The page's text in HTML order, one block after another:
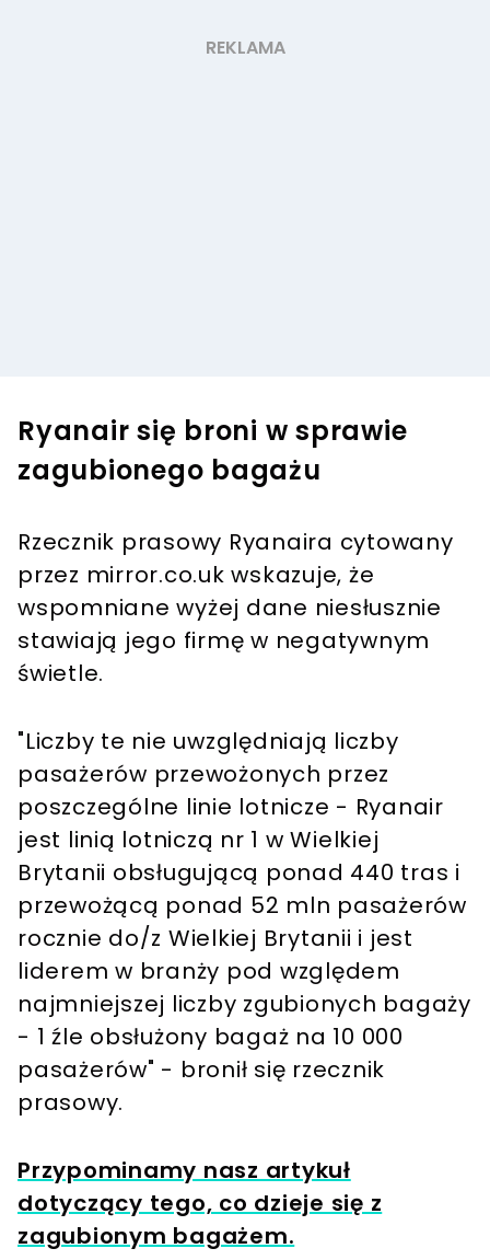
Ryanair się broni w sprawie
zagubionego bagażu
Rzecznik prasowy Ryanaira cytowany
przez mirror.co.uk wskazuje, że
wspomniane wyżej dane niesłusznie
stawiają jego firmę w negatywnym
świetle.
"Liczby te nie uwzględniają liczby
pasażerów przewożonych przez
poszczególne linie lotnicze - Ryanair
jest linią lotniczą nr 1 w Wielkiej
Brytanii obsługującą ponad 440 tras i
przewożącą ponad 52 mln pasażerów
rocznie do/z Wielkiej Brytanii i jest
liderem w branży pod względem
najmniejszej liczby zgubionych bagaży
- 1 źle obsłużony bagaż na 10 000
pasażerów" - bronił się rzecznik
prasowy.
Przypominamy nasz artykuł
dotyczący tego, co dzieje się z
zagubionym bagażem.